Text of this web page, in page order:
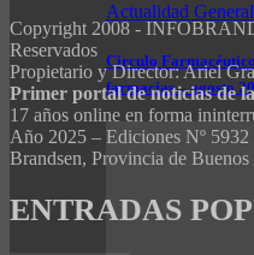
Actualidad General
Círculo
farmacias – agosto
Copyright 2008 -
Reservados
Propietario y Director: Ariel
Primer portal de noticias de
17 años online en forma
Año 2025 – Ediciones Nº 5932
Brandsen, Provincia de Buenos
ENTRADAS